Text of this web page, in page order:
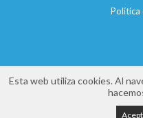
Política
Esta web utiliza cookies. Al